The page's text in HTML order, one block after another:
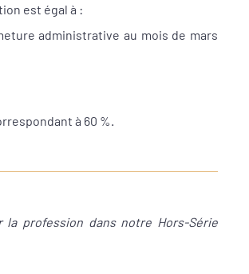
est égal à :
administrative au mois de mars
à 60 %.
la profession dans notre Hors-Série